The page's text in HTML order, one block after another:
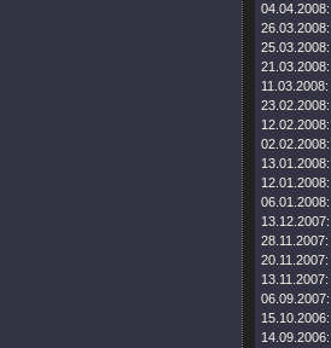
04.04.2008:
26.03.2008:
25.03.2008:
21.03.2008:
11.03.2008:
23.02.2008:
12.02.2008:
02.02.2008:
13.01.2008:
12.01.2008:
06.01.2008:
13.12.2007:
28.11.2007:
20.11.2007:
13.11.2007:
06.09.2007:
15.10.2006:
14.09.2006: